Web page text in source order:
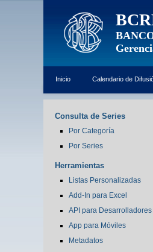
Inicio Calendario de
Consulta de Series
Por Categoría
Por Series
Herramientas
Listas Personalizadas
Add-In para Excel
API para Desarrolladores
App para Móviles
Metadatos